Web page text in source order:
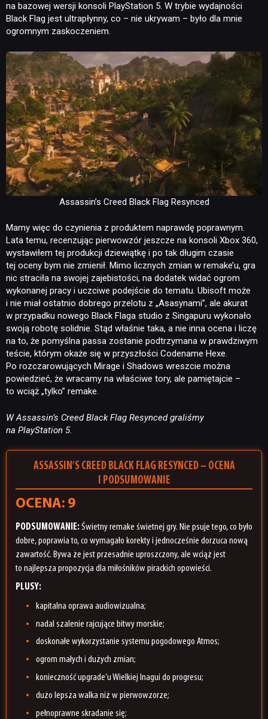
na bazowej wersji konsoli PlayStation 5. W trybie wydajności
Black Flag jest ultrapłynny, co – nie ukrywam – było dla mnie
ogromnym zaskoczeniem.
Assassin’s Creed Black Flag Resynced
Mamy więc do czynienia z produktem naprawdę poprawnym.
Lata temu, recenzując pierwowzór jeszcze na konsoli Xbox 360,
wystawiłem tej produkcji dziewiątkę i po tak długim czasie
tej oceny bym nie zmienił. Mimo licznych zmian w remake’u, gra
nic straciła na swojej zajebistości, na dodatek widać ogrom
wykonanej pracy i uczciwe podejście do tematu. Ubisoft może
i nie miał ostatnio dobrego przelotu z „Asasynami”, ale akurat
w przypadku nowego Black Flaga studio z Singapuru wykonało
swoją robotę solidnie. Stąd właśnie taka, a nie inna ocena i liczę
na to, że pomyślna passa zostanie podtrzymana w prawdziwym
teście, którym okaże się w przyszłości Codename Hexe.
Po rozczarowujących Mirage i Shadows wreszcie można
powiedzieć, że wracamy na właściwe tory, ale pamiętajcie –
to wciąż „tylko” remake.
W Assassin’s Creed Black Flag Resynced graliśmy
na PlayStation 5.
ASSASSIN’S CREED BLACK FLAG RESYNCED – OCENA
I PODSUMOWANIE
OCENA: 9
PODSUMOWANIE:Świetny remake świetnej gry. Nie psuje tego, co było
dobre, poprawia to, co wymagało korekty i jednocześnie dorzuca nową
zawartość. Bywa że jest przesadnie uproszczony, ale wciąż jest
to najlepsza propozycja dla miłośników pirackich opowieści.
PLUSY:
kapitalna oprawa audiowizualna;
nadal szalenie rajcujące bitwy morskie;
doskonałe wykorzystanie systemu pogodowego Atmos;
ogrom małych i dużych zmian;
konieczność upgrade’u Wielkiej Inagui do progresu;
dużo lepsza walka niż w pierwowzorze;
pełnoprawne skradanie się;